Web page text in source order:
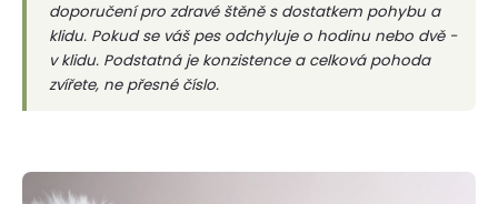
doporučení pro zdravé štěně s dostatkem pohybu a
klidu. Pokud se váš pes odchyluje o hodinu nebo dvě -
v klidu. Podstatná je konzistence a celková pohoda
zvířete, ne přesné číslo.